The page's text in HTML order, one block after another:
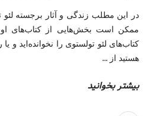
در این مطلب زندگی و آثار برجسته
ممکن است بخش‌هایی از کتاب‌های او
کتاب‌های لئو تولستوی را نخوانده‌اید
هستید از …
بیشتر بخوانید